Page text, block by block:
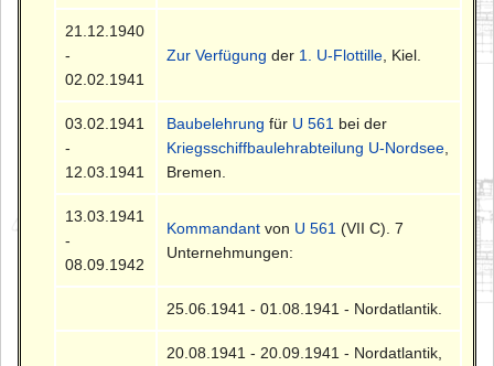
21.12.1940
-
02.02.1941
Zur Verfügung der 1. U-Flottille , Kiel.
03.02.1941
-
12.03.1941
Baubelehrung für U 561 bei der
Kriegsschiffbaulehrabteilung U-Nordsee
Bremen.
13.03.1941
-
08.09.1942
Kommandant von U 561 (VII C). 7
Unternehmungen:
25.06.1941 - 01.08.1941 - Nordatlantik.
20.08.1941 - 20.09.1941 - Nordatlantik,